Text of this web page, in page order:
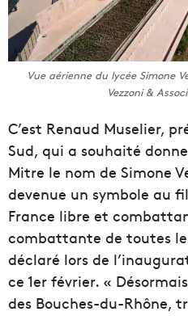
Vue aérienne du lycée Simone
Vezzoni &
C’est Renaud Muselier,
Sud, qui a souhaité
Mitre le nom de Simone
devenue un symbole au
France libre et
combattante de toutes
déclaré lors de
ce 1er février. «
des Bouches-du-Rhône,